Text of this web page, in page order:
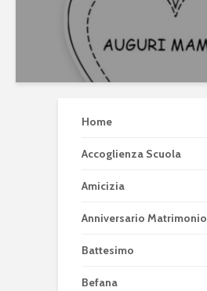
Home
Accoglienza Scuola
Amicizia
Anniversario Matrimonio
Battesimo
Befana